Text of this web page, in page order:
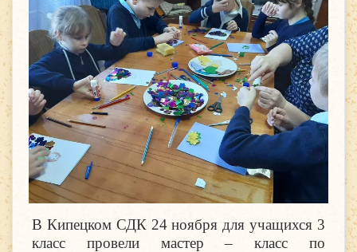
В Кипецком СДК 24 ноября для учащихся 3
класс провели мастер – класс по